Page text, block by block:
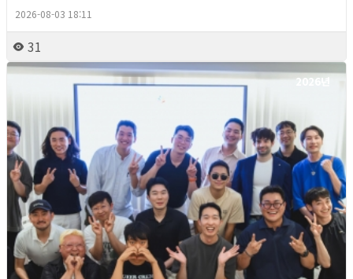
2026-08-03 18:11
31
2026년